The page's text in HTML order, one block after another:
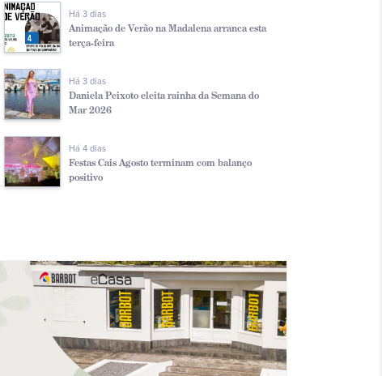
Há 3 dias
Animação de Verão na Madalena arranca esta
terça-feira
Há 3 dias
Daniela Peixoto eleita rainha da Semana do
Mar 2026
Há 4 dias
Festas Cais Agosto terminam com balanço
positivo